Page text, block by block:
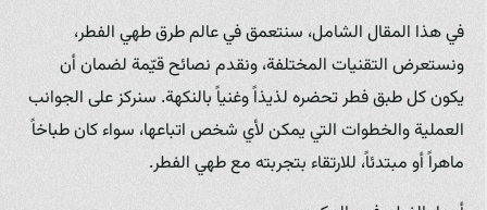
في هذا المقال الشامل، سنتعمق في عالم طرق طهي الفطر،
ونستعرض التقنيات المختلفة، ونقدم نصائح قيّمة لضمان أن
يكون كل طبق فطر تحضره لذيذاً وغنياً بالنكهة. سنركز على الجوانب
العملية والخطوات التي يمكن لأي شخص اتباعها، سواء كان طباخاً
ماهراً أو مبتدئاً، للارتقاء بتجربته مع طهي الفطر.